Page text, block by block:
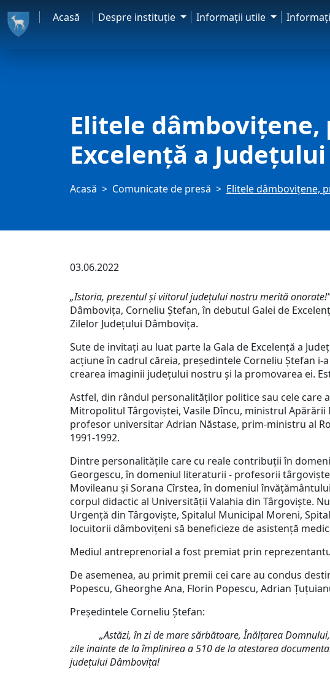
Acasă Despre instituţie Informaţii utile
Elitele
Excelență a
Acasă Comunicate de presă Elitele dâmbovițene,
03.06.2022
„Istoria, prezentul și viitorul județului nostru merită onorate!”
Dâmbovița, Corneliu Ștefan, în debutul Galei de
Zilelor Județului Dâmbovița.
Sute de invitați au luat parte la Gala de Excelență a
acțiune în cadrul căreia, președintele Corneliu Ștefan
crearea imaginii județului nostru și la promovarea ei.
Astfel, din rândul personalităților politice sau cele
Mitropolitul Târgoviștei, Vasile Dîncu, ministrul Apărării
profesor universitar Adrian Năstase, prim-ministru al
1991-1992.
Dintre personalitățile care cu reale contribuții în
Georgescu, în domeniul literaturii - profesorii
Movileanu și Sorana Cîrstea, în domeniul
corpul didactic al Universității Valahia din Târgoviște.
Urgență din Târgoviște, Spitalul Municipal Moreni,
locuitorii dâmbovițeni să beneficieze de asistență
Mediul antreprenorial a fost premiat prin
De asemenea, au primit premii cei care au condus
Popescu, Gheorghe Ana, Florin Popescu, Adrian
Președintele Corneliu Ștefan:
„Astăzi, în zi de mare sărbătoare, Înălțarea
zile inainte de la împlinirea a 510 de la atestarea
județului Dâmbovița!